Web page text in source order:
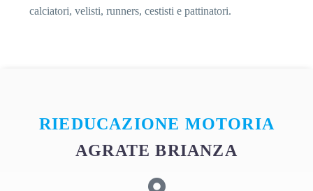
calciatori, velisti, runners, cestisti e pattinatori.
RIEDUCAZIONE MOTORIA
AGRATE BRIANZA